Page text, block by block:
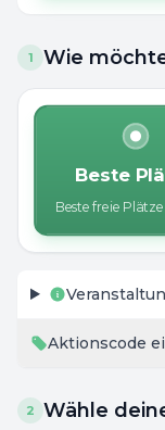
1 Wie
Beste
Beste freie
Aktionscode
2 Wähle